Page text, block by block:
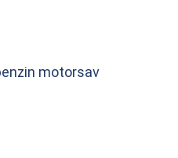
motorsav